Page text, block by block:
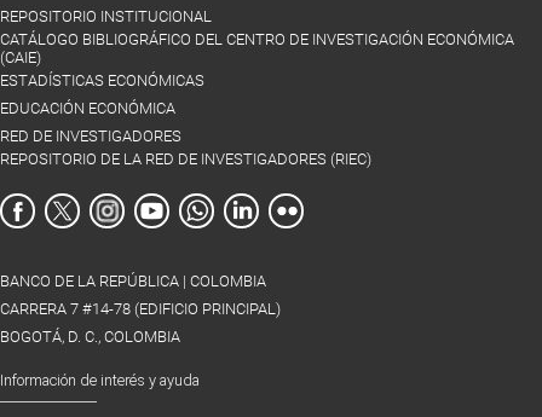
REPOSITORIO INSTITUCIONAL
CATÁLOGO BIBLIOGRÁFICO DEL CENTRO DE INVESTIGACIÓN ECONÓMICA
(CAIE)
ESTADÍSTICAS ECONÓMICAS
EDUCACIÓN ECONÓMICA
RED DE INVESTIGADORES
REPOSITORIO DE LA RED DE INVESTIGADORES (RIEC)
BANCO DE LA REPÚBLICA | COLOMBIA
CARRERA 7 #14-78 (EDIFICIO PRINCIPAL)
BOGOTÁ, D. C., COLOMBIA
Información de interés y ayuda